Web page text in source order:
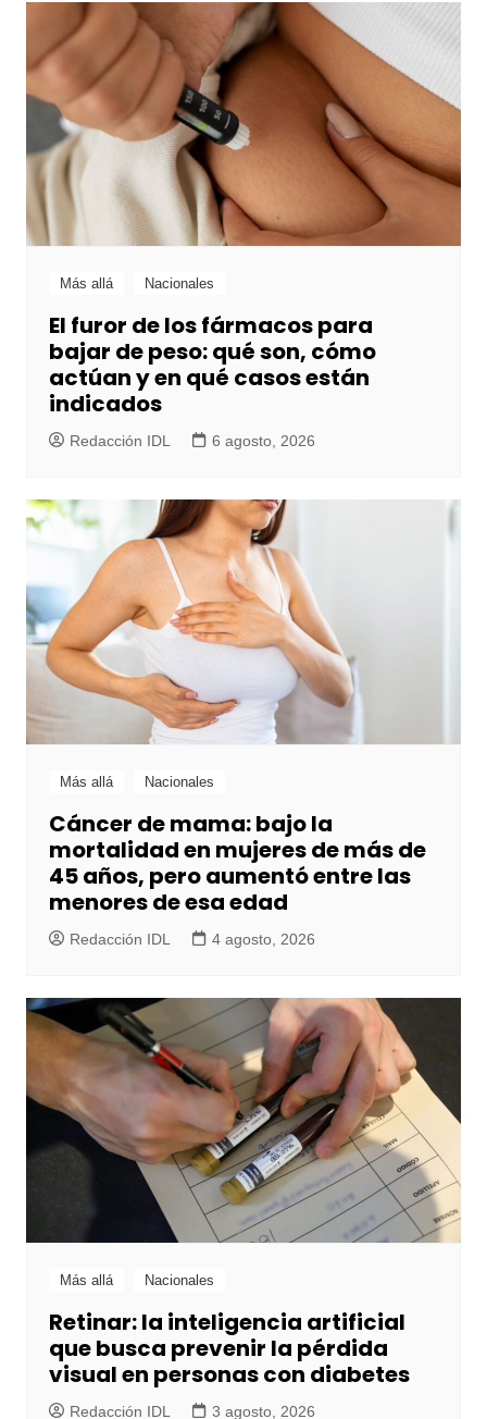
Más allá Nacionales
El furor de los fármacos para
bajar de peso: qué son, cómo
actúan y en qué casos están
indicados
Redacción IDL 6 agosto, 2026
Más allá Nacionales
Cáncer de mama: bajo la
mortalidad en mujeres de más de
45 años, pero aumentó entre las
menores de esa edad
Redacción IDL 4 agosto, 2026
Más allá Nacionales
Retinar: la inteligencia artificial
que busca prevenir la pérdida
visual en personas con diabetes
Redacción IDL 3 agosto, 2026